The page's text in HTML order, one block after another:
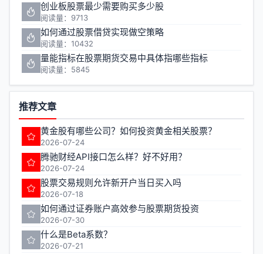
创业板股票最少需要购买多少股
阅读量：9713
如何通过股票借贷实现做空策略
阅读量：10432
量能指标在股票期货交易中具体指哪些指标
阅读量：5845
推荐文章
黄金股有哪些公司？如何投资黄金相关股票？
2026-07-24
腾驰财经API接口怎么样？好不好用？
2026-07-24
股票交易规则允许新开户当日买入吗
2026-07-18
如何通过证券账户高效参与股票期货投资
2026-07-30
什么是Beta系数？
2026-07-21